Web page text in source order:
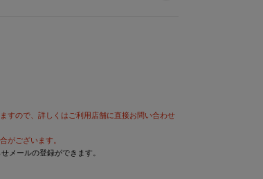
すので、詳しくはご利用店舗に直接お問い合わせ
がございます。
メールの登録ができます。